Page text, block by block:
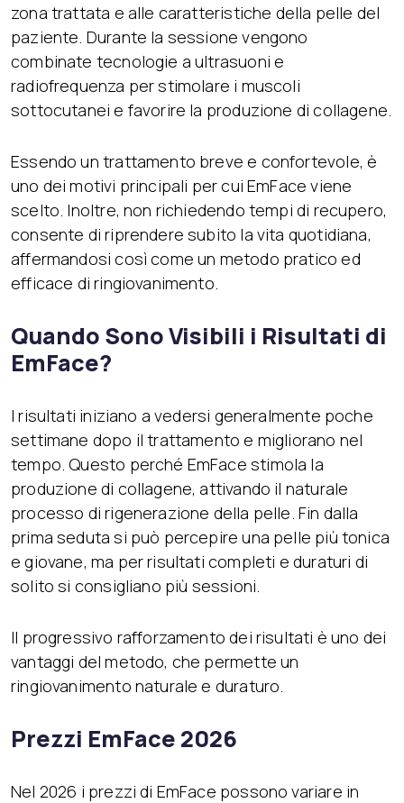
zona trattata e alle caratteristiche della pelle del
paziente. Durante la sessione vengono
combinate tecnologie a ultrasuoni e
radiofrequenza per stimolare i muscoli
sottocutanei e favorire la produzione di collagene.
Essendo un trattamento breve e confortevole, è
uno dei motivi principali per cui EmFace viene
scelto. Inoltre, non richiedendo tempi di recupero,
consente di riprendere subito la vita quotidiana,
affermandosi così come un metodo pratico ed
efficace di ringiovanimento.
Quando Sono Visibili i Risultati di
EmFace?
I risultati iniziano a vedersi generalmente poche
settimane dopo il trattamento e migliorano nel
tempo. Questo perché EmFace stimola la
produzione di collagene, attivando il naturale
processo di rigenerazione della pelle. Fin dalla
prima seduta si può percepire una pelle più tonica
e giovane, ma per risultati completi e duraturi di
solito si consigliano più sessioni.
Il progressivo rafforzamento dei risultati è uno dei
vantaggi del metodo, che permette un
ringiovanimento naturale e duraturo.
Prezzi EmFace 2026
Nel 2026 i prezzi di EmFace possono variare in